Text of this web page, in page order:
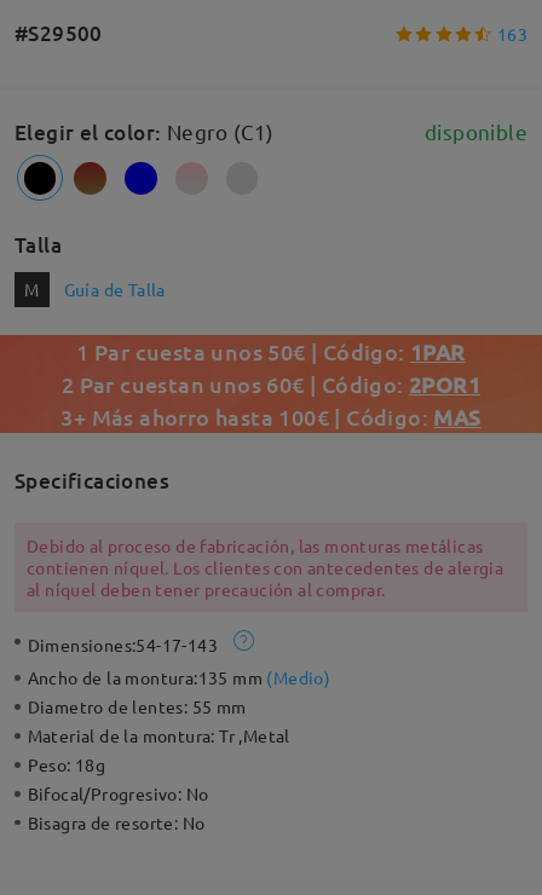
#S29500 163
Elegir el color: Negro (C1) disponible
Talla
M Guía de Talla
1 Par cuesta unos 50€ | Código: 1PAR
2 Par cuestan unos 60€ | Código: 2POR1
3+ Más ahorro hasta 100€ | Código: MAS
Specificaciones
Debido al proceso de fabricación, las monturas metálicas
contienen níquel. Los clientes con antecedentes de alergia
al níquel deben tener precaución al comprar.
Dimensiones:54-17-143
Ancho de la montura:135 mm (Medio)
Diametro de lentes: 55 mm
Material de la montura:Tr ,Metal
Peso: 18g
Bifocal/Progresivo: No
Bisagra de resorte: No